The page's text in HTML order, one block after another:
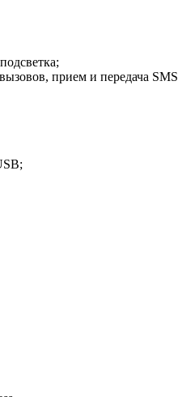
прием и передача SMS